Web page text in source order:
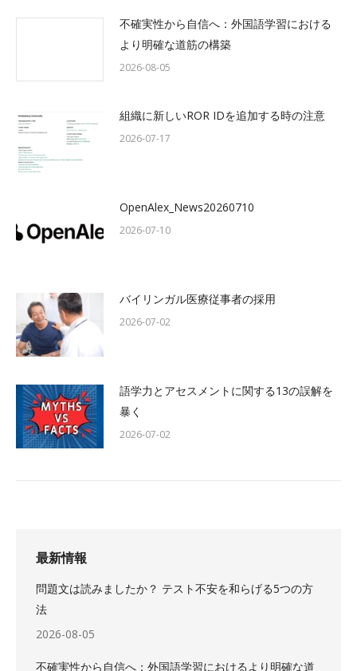
不確実性から自信へ：外国語学習における
より明確な道筋の構築
2026-08-05
組織に新しいROR IDを追加する時の注意
2026-07-17
OpenAlex_News20260710
2026-07-10
バイリンガル医療従事者の採用
2026-07-02
語学力とアセスメントに関する13の誤解を
暴く
2026-07-02
最新情報
問題文は読みましたか？ テスト不安を和らげる5つの方
法
2026-08-05
不確実性から自信へ：外国語学習におけるより明確な道